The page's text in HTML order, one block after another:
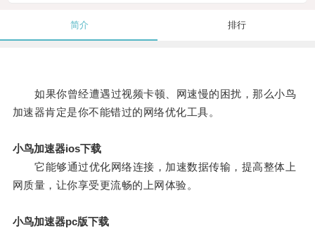
简介 排行
如果你曾经遭遇过视频卡顿、网速慢的困扰，那么小鸟
加速器肯定是你不能错过的网络优化工具。
小鸟加速器ios下载
它能够通过优化网络连接，加速数据传输，提高整体上
网质量，让你享受更流畅的上网体验。
小鸟加速器pc版下载